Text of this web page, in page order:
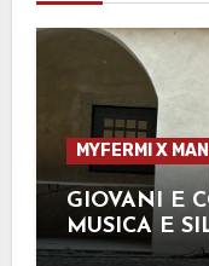
MYFERMI X
GIOVANI E
MUSICA E